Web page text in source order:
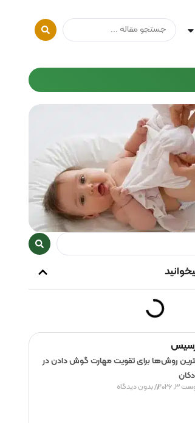
روش‌ها برای تقویت مهارت گوش دادن در
3, 2026 بدون دیدگاه